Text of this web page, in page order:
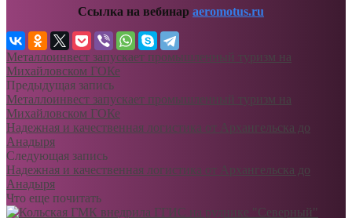
Ссылка на вебинарaeromotus.ru
Металлоинвест запускает промышленный туризм на
Михайловском ГОКе
Предыдущая запись
Металлоинвест запускает промышленный туризм на
Михайловском ГОКе
Надежная и качественная логистика от Архангельска до
Анадыря
Следующая запись
Надежная и качественная логистика от Архангельска до
Анадыря
Что еще почитать